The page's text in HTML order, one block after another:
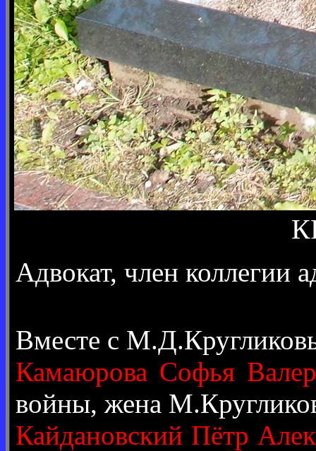
Адвокат, член коллегии
Вместе с
Камаюрова Софья
войны, жена
Кайдановский Пётр